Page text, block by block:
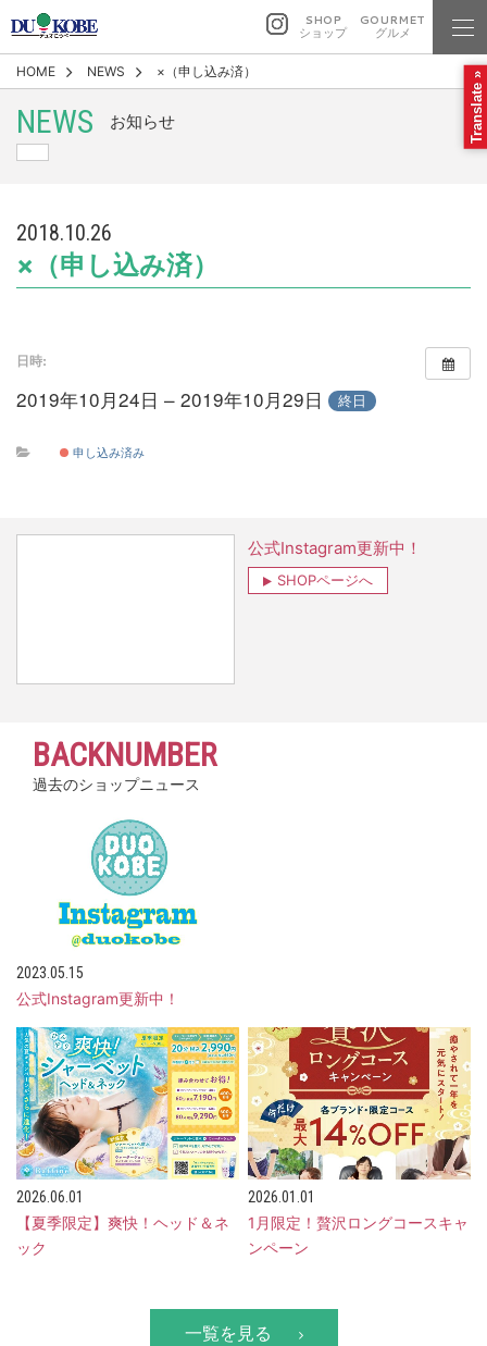
SHOP
ショップ
GOURMET
グルメ
HOME NEWS ×（申し込み済）
NEWS お知らせ
2018.10.26
×（申し込み済）
日時:
2019年10月24日 – 2019年10月29日 終日
申し込み済み
公式Instagram更新中！
SHOPページへ
BACKNUMBER
過去のショップニュース
2023.05.15
公式Instagram更新中！
2026.06.01
【夏季限定】爽快！ヘッド＆ネ
ック
2026.01.01
1月限定！贅沢ロングコースキャ
ンペーン
一覧を見る
Translate »